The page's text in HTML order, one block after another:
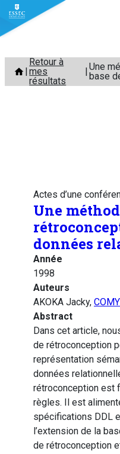
Aller
contenu
Retour à
mes
résultats
Une
base
Actes d’une
Une
données
Année
1998
Auteurs
AKOKA Jacky,
Abstract
Dans cet article,
de rétroconception
représentation
données
rétroconception est
règles. Il est
spécifications DDL
l’extension de la
de rétroconception